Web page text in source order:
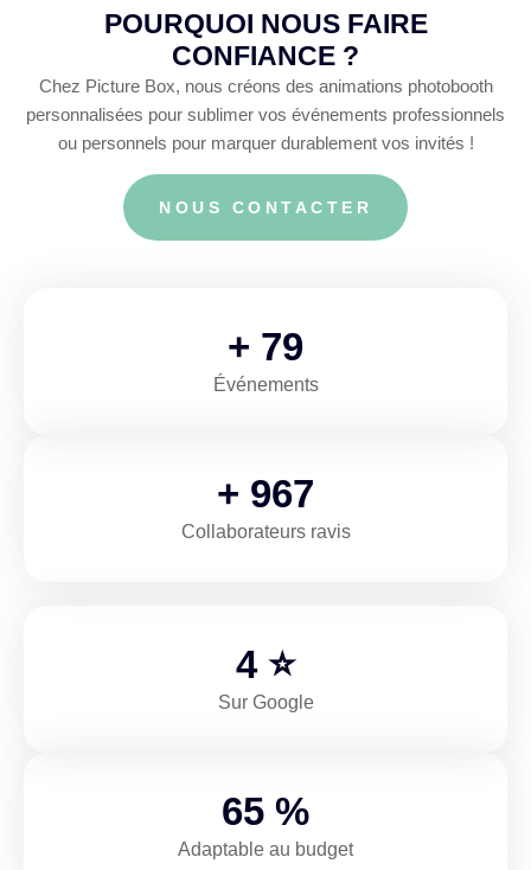
POURQUOI NOUS FAIRE
CONFIANCE ?
Chez Picture Box, nous créons des animations photobooth
personnalisées pour sublimer vos événements professionnels
ou personnels pour marquer durablement vos invités !
NOUS CONTACTER
+ 110
Événements
+ 1,361
Collaborateurs ravis
5 ⭐
Sur Google
91 %
Adaptable au budget